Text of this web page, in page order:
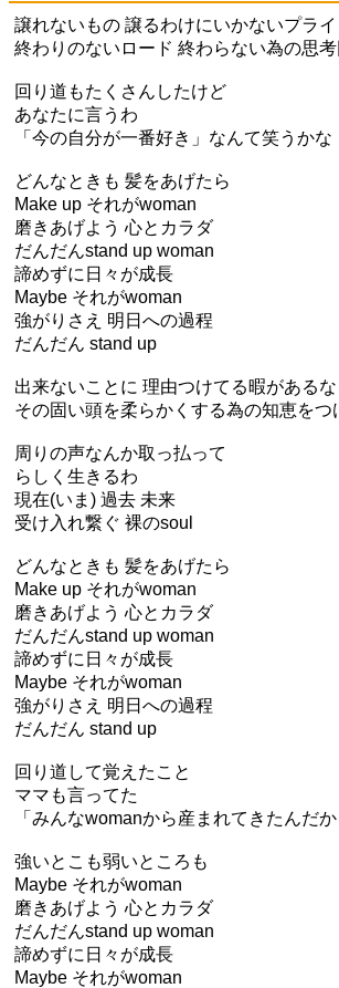
譲れないもの 譲るわけにいかないプライ
終わりのないロード 終わらない為の思
回り道もたくさんしたけど
あなたに言うわ
「今の自分が一番好き」なんて笑うかな
どんなときも 髪をあげたら
Make up それがwoman
磨きあげよう 心とカラダ
だんだんstand up woman
諦めずに日々が成長
Maybe それがwoman
強がりさえ 明日への過程
だんだん stand up
出来ないことに 理由つけてる暇があるな
その固い頭を柔らかくする為の知恵をつ
周りの声なんか取っ払って
らしく生きるわ
現在(いま) 過去 未来
受け入れ繋ぐ 裸のsoul
どんなときも 髪をあげたら
Make up それがwoman
磨きあげよう 心とカラダ
だんだんstand up woman
諦めずに日々が成長
Maybe それがwoman
強がりさえ 明日への過程
だんだん stand up
回り道して覚えたこと
ママも言ってた
「みんなwomanから産まれてきたんだか
強いとこも弱いところも
Maybe それがwoman
磨きあげよう 心とカラダ
だんだんstand up woman
諦めずに日々が成長
Maybe それがwoman